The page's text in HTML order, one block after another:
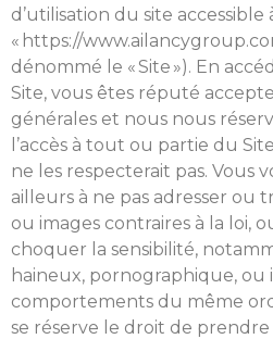
d’utilisation du site accessible
« https://
dénommé le « Site »). En
Site, vous êtes réputé
générales et nous nous
l’accès à tout ou partie du
ne les respecterait pas. Vous
ailleurs à ne pas adresser ou
ou images contraires à la loi,
choquer la sensibilité,
haineux, pornographique, ou
comportements du même
se réserve le droit de